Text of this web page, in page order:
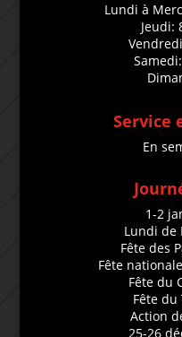
Lundi à
Jeudi:
Service
En
1-2
Lundi de
Fête des
Fête
Fête du
Fête du
Action
25-26